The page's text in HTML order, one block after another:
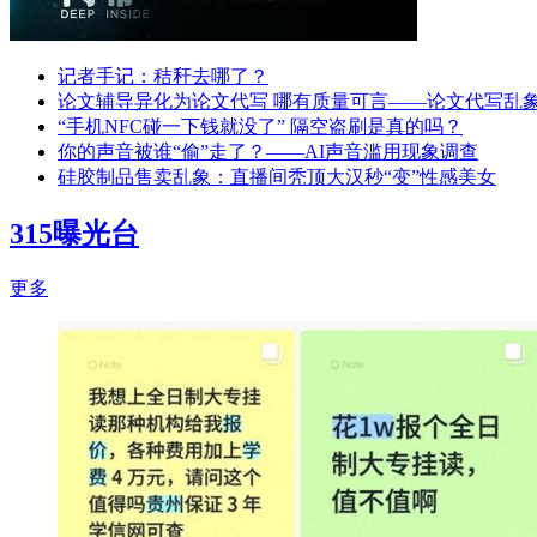
记者手记：秸秆去哪了？
论文辅导异化为论文代写 哪有质量可言——论文代写乱
“手机NFC碰一下钱就没了” 隔空盗刷是真的吗？
你的声音被谁“偷”走了？——AI声音滥用现象调查
硅胶制品售卖乱象：直播间秃顶大汉秒“变”性感美女
315曝光台
更多